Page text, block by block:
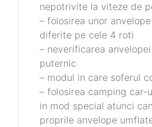
nepotrivite la viteze de
– folosirea unor
diferite pe cele 4 roti
– neverificarea
puternic
– modul in care soferul
– folosirea camping car-
in mod special atunci
proprile anvelope